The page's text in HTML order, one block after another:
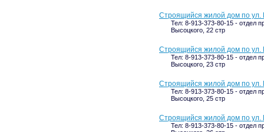
Строящийся жилой дом по ул.
Тел: 8-913-373-80-15 - отдел
Высоцкого, 22 стр
Строящийся жилой дом по ул.
Тел: 8-913-373-80-15 - отдел
Высоцкого, 23 стр
Строящийся жилой дом по ул.
Тел: 8-913-373-80-15 - отдел
Высоцкого, 25 стр
Строящийся жилой дом по ул.
Тел: 8-913-373-80-15 - отдел